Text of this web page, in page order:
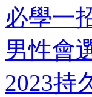
必學一
男性會
2023持